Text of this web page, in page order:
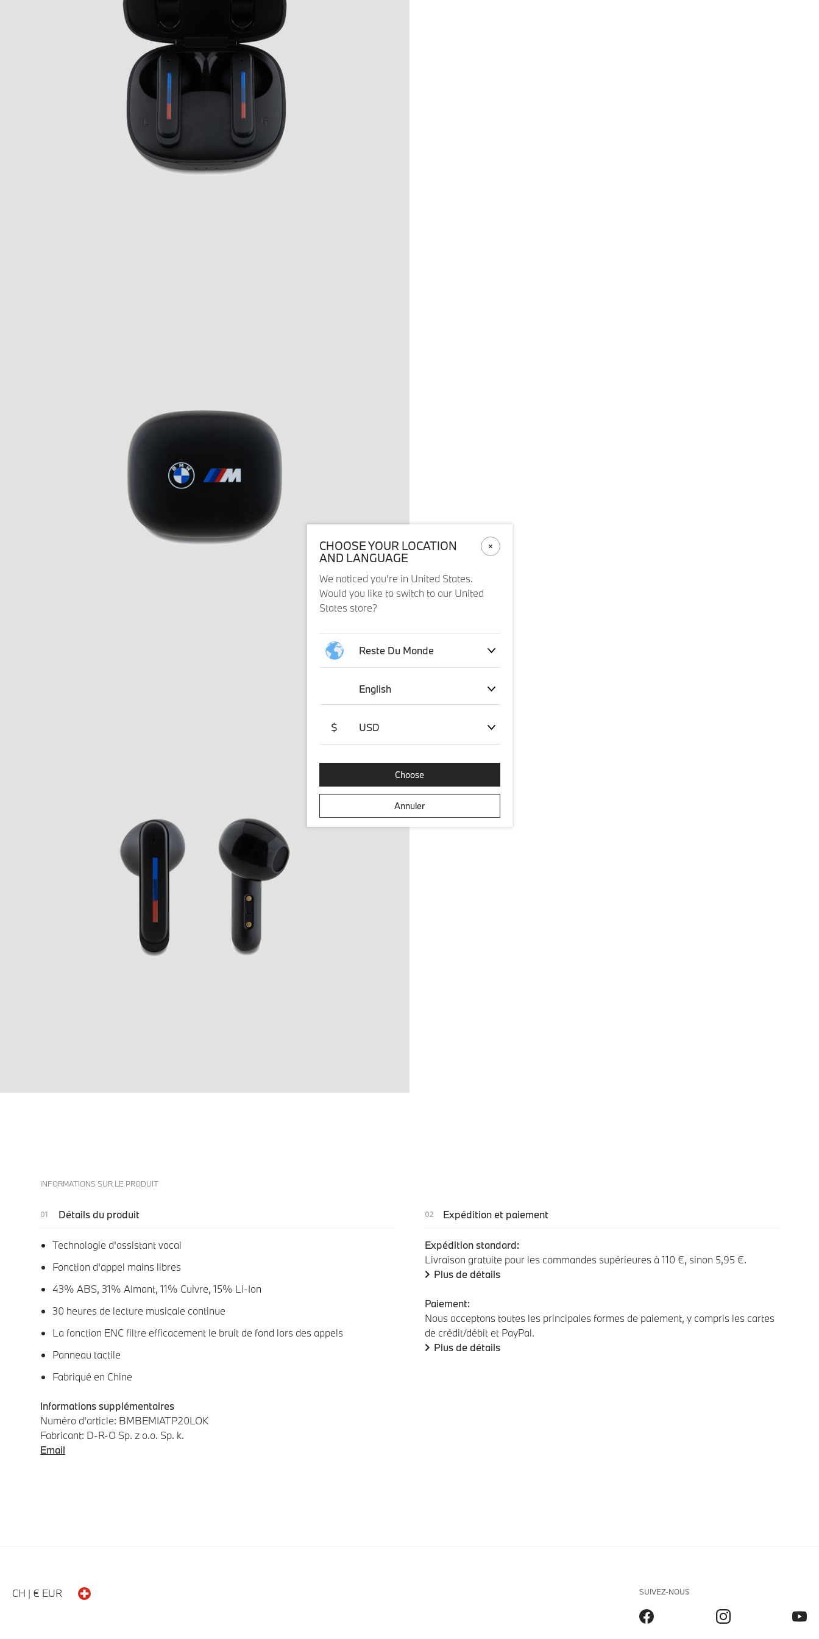
INFORMATIONS SUR LE PRODUIT
Détails du produit
Technologie d'assistant vocal
Fonction d'appel mains libres
43% ABS, 31% Aimant, 11% Cuivre, 15% Li-Ion
30 heures de lecture musicale continue
La fonction ENC filtre efficacement le bruit de fond lors des appels
Panneau tactile
Fabriqué en Chine
Informations supplémentaires
Numéro d'article: BMBEMIATP20LOK
Fabricant: D-R-O Sp. z o.o. Sp. k.
Email
Expédition et paiement
Expédition standard:
Livraison gratuite pour les commandes supérieures à 110 €, sinon 5,95 €.
Plus de détails
Paiement:
Nous acceptons toutes les principales formes de paiement, y compris les cartes
de crédit/débit et PayPal.
Plus de détails
CH | € EUR
CHOOSE YOUR LOCATION
AND LANGUAGE
We noticed you’re in United States.
Would you like to switch to our United
States store?
Reste Du Monde
English
$ USD
Choose
Annuler
SUIVEZ-NOUS